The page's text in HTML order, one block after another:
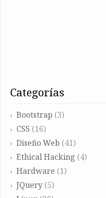
categorías
Bootstrap (3)
CSS (16)
Diseño Web (41)
Ethical Hacking (4)
Hardware (1)
JQuery (5)